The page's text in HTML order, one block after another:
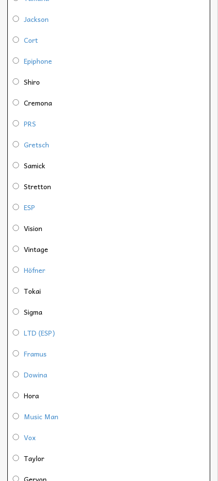
Jackson
Cort
Epiphone
Shiro
Cremona
PRS
Gretsch
Samick
Stretton
ESP
Vision
Vintage
Höfner
Tokai
Sigma
LTD (ESP)
Framus
Dowina
Hora
Music Man
Vox
Taylor